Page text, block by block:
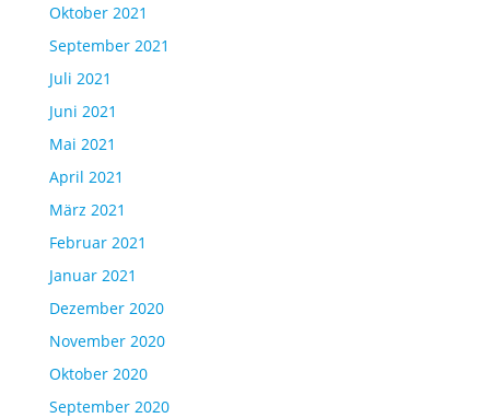
Oktober 2021
September 2021
Juli 2021
Juni 2021
Mai 2021
April 2021
März 2021
Februar 2021
Januar 2021
Dezember 2020
November 2020
Oktober 2020
September 2020